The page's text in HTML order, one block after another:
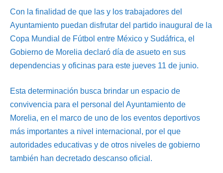
Con la finalidad de que las y los trabajadores del
Ayuntamiento puedan disfrutar del partido inaugural de la
Copa Mundial de Fútbol entre México y Sudáfrica, el
Gobierno de Morelia declaró día de asueto en sus
dependencias y oficinas para este jueves 11 de junio.
Esta determinación busca brindar un espacio de
convivencia para el personal del Ayuntamiento de
Morelia, en el marco de uno de los eventos deportivos
más importantes a nivel internacional, por el que
autoridades educativas y de otros niveles de gobierno
también han decretado descanso oficial.